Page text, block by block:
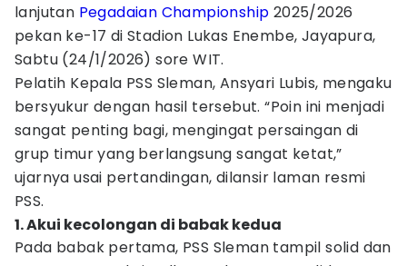
lanjutan Pegadaian Championship 2025/2026
pekan ke-17 di Stadion Lukas Enembe, Jayapura,
Sabtu (24/1/2026) sore WIT.
Pelatih Kepala PSS Sleman, Ansyari Lubis, mengaku
bersyukur dengan hasil tersebut. “Poin ini menjadi
sangat penting bagi, mengingat persaingan di
grup timur yang berlangsung sangat ketat,”
ujarnya usai pertandingan, dilansir laman resmi
PSS.
1. Akui kecolongan di babak kedua
Pada babak pertama, PSS Sleman tampil solid dan